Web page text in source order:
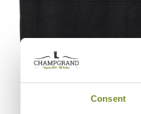
Consent